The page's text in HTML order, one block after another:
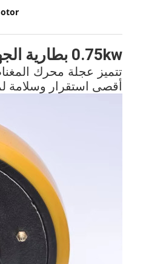
0.75kw بطارية الجهد 24 فولت مكافئ المغناطيس الدائم مفرشة المحرك محرك تجميع العجلات المحرك
أقصى استقرار وسلامة